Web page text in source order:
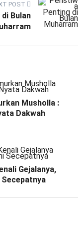
POST
Bulan
Musholla :
Dakwah
Gejalanya,